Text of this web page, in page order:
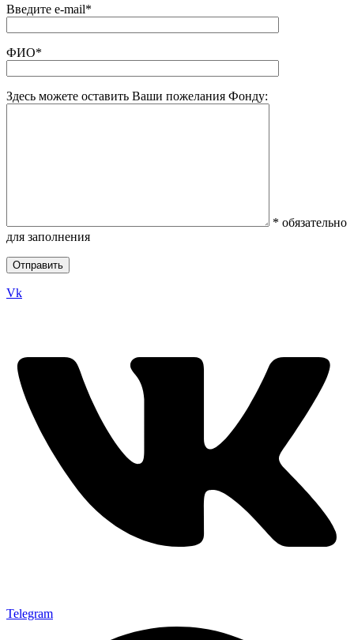
Введите e-mail*
ФИО*
Здесь можете оставить Ваши пожелания Фонду:
* обязательно
для заполнения
Vk
Telegram